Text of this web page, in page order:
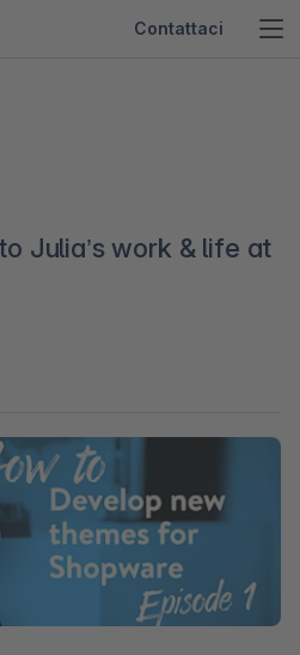
Contattaci
Julia’s work & life at